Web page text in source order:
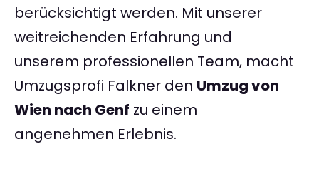
berücksichtigt werden. Mit unserer
weitreichenden Erfahrung und
unserem professionellen Team, macht
Umzugsprofi Falkner den Umzug von
Wien nach Genf zu einem
angenehmen Erlebnis.